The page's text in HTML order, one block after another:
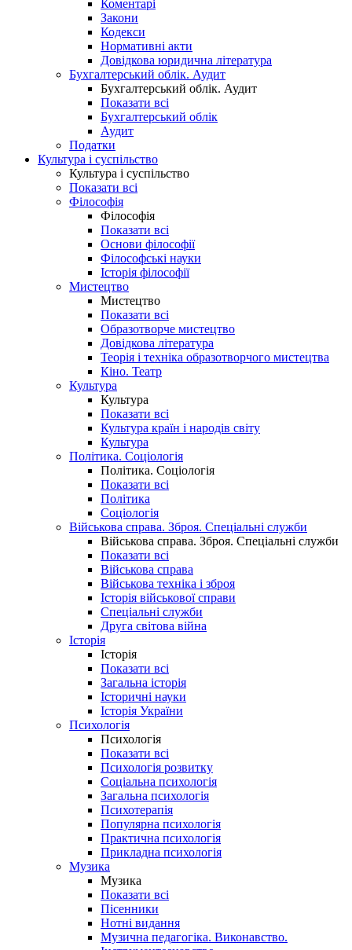
Коментарі
Закони
Кодекси
Нормативні акти
Довідкова юридична література
Бухгалтерський облік. Аудит
Бухгалтерський облік. Аудит
Показати всі
Бухгалтерський облік
Аудит
Податки
Культура і суспільство
Культура і суспільство
Показати всі
Філософія
Філософія
Показати всі
Основи філософії
Філософські науки
Історія філософії
Мистецтво
Мистецтво
Показати всі
Образотворче мистецтво
Довідкова література
Теорія і техніка образотворчого мистецтва
Кіно. Театр
Культура
Культура
Показати всі
Культура країн і народів світу
Культура
Політика. Соціологія
Політика. Соціологія
Показати всі
Політика
Соціологія
Військова справа. Зброя. Спеціальні служби
Військова справа. Зброя. Спеціальні служби
Показати всі
Військова справа
Військова техніка і зброя
Історія військової справи
Спеціальні служби
Друга світова війна
Історія
Історія
Показати всі
Загальна історія
Історичні науки
Історія України
Психологія
Психологія
Показати всі
Психологія розвитку
Соціальна психологія
Загальна психологія
Психотерапія
Популярна психологія
Практична психологія
Прикладна психологія
Музика
Музика
Показати всі
Пісенники
Нотні видання
Музична педагогіка. Виконавство.